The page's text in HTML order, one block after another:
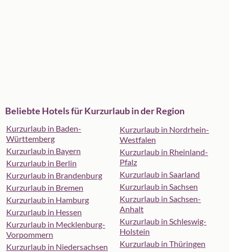
Beliebte Hotels für Kurzurlaub in der Region
Kurzurlaub in Baden-
Württemberg
Kurzurlaub in Bayern
Kurzurlaub in Berlin
Kurzurlaub in Brandenburg
Kurzurlaub in Bremen
Kurzurlaub in Hamburg
Kurzurlaub in Hessen
Kurzurlaub in Mecklenburg-
Vorpommern
Kurzurlaub in Niedersachsen
Kurzurlaub in Nordrhein-
Westfalen
Kurzurlaub in Rheinland-
Pfalz
Kurzurlaub in Saarland
Kurzurlaub in Sachsen
Kurzurlaub in Sachsen-
Anhalt
Kurzurlaub in Schleswig-
Holstein
Kurzurlaub in Thüringen